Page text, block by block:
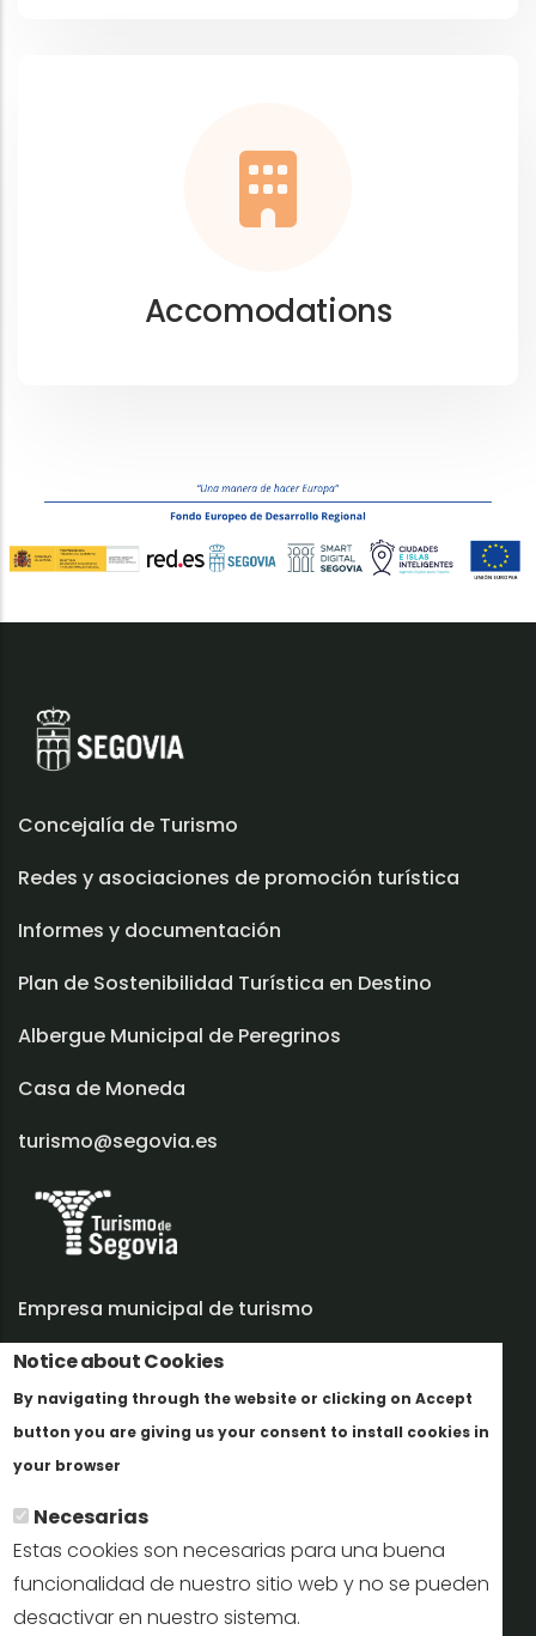
Notice about Cookies
By navigating through the website or clicking on Accept
button you are giving us your consent to install cookies in
your browser
Necesarias
Estas cookies son necesarias para una buena
funcionalidad de nuestro sitio web y no se pueden
desactivar en nuestro sistema.
Accomodations
Concejalía de Turismo
Redes y asociaciones de promoción turística
Informes y documentación
Plan de Sostenibilidad Turística en Destino
Albergue Municipal de Peregrinos
Casa de Moneda
turismo@segovia.es
Empresa municipal de turismo
Trabaja con nosotros
Informes y documentación
Perfil del contratante
Oficinas de Turismo
reservas@turismodesegovia.com
info@turismodesegovia.com